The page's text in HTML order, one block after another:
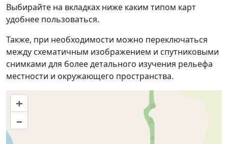
Выбирайте на вкладках ниже каким типом карт
удобнее пользоваться.
Также, при необходимости можно переключаться
между схематичным изображением и спутниковыми
снимками для более детального изучения рельефа
местности и окружающего пространства.
+
–